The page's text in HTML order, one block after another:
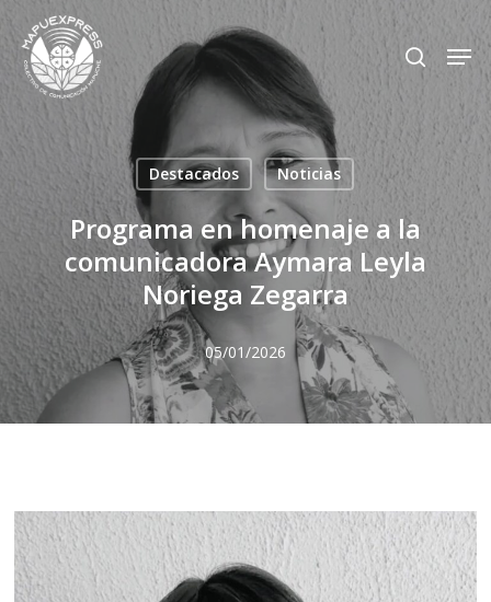
main
search
Destacados Noticias
Programa en homenaje a la
comunicadora Aymara Leyla
Noriega Zegarra
05/01/2026
Close
Menu